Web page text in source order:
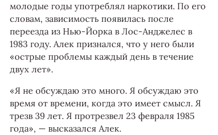
молодые годы употреблял наркотики. По его
словам, зависимость появилась после
переезда из Нью-Йорка в Лос-Анджелес в
1983 году. Алек признался, что у него были
«острые проблемы каждый день в течение
двух лет».
«Я не обсуждаю это много. Я обсуждаю это
время от времени, когда это имеет смысл. Я
трезв 39 лет. Я протрезвел 23 февраля 1985
года», — высказался Алек.